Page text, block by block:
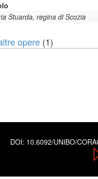
Stuarda, regina di Scozia
opere (1)
DOI: 10.6092/UNIBO/